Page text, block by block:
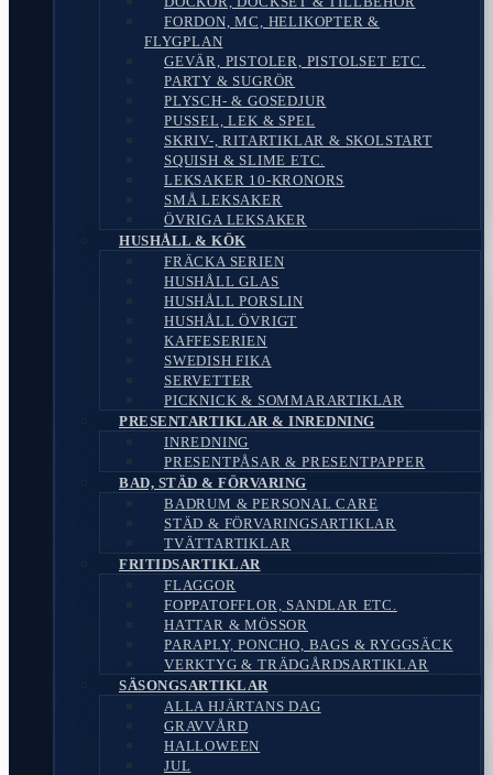
FORDON, MC, HELIKOPTER &
FLYGPLAN
GEVÄR, PISTOLER, PISTOLSET ETC.
PARTY & SUGRÖR
PLYSCH- & GOSEDJUR
PUSSEL, LEK & SPEL
SKRIV-, RITARTIKLAR & SKOLSTART
SQUISH & SLIME ETC.
LEKSAKER 10-KRONORS
SMÅ LEKSAKER
ÖVRIGA LEKSAKER
HUSHÅLL & KÖK
FRÄCKA SERIEN
HUSHÅLL GLAS
HUSHÅLL PORSLIN
HUSHÅLL ÖVRIGT
KAFFESERIEN
SWEDISH FIKA
SERVETTER
PICKNICK & SOMMARARTIKLAR
PRESENTARTIKLAR & INREDNING
INREDNING
PRESENTPÅSAR & PRESENTPAPPER
BAD, STÄD & FÖRVARING
BADRUM & PERSONAL CARE
STÄD & FÖRVARINGSARTIKLAR
TVÄTTARTIKLAR
FRITIDSARTIKLAR
FLAGGOR
FOPPATOFFLOR, SANDLAR ETC.
HATTAR & MÖSSOR
PARAPLY, PONCHO, BAGS & RYGGSÄCK
VERKTYG & TRÄDGÅRDSARTIKLAR
SÄSONGSARTIKLAR
ALLA HJÄRTANS DAG
GRAVVÅRD
HALLOWEEN
JUL